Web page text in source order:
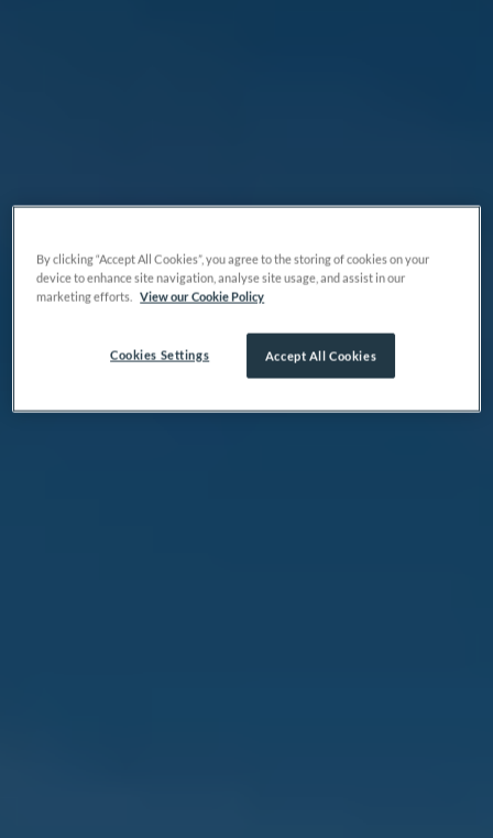
By clicking “Accept All Cookies”, you agree to the storing of cookies on your
device to enhance site navigation, analyse site usage, and assist in our
marketing efforts. View our Cookie Policy
Accept All Cookies
Cookies Settings